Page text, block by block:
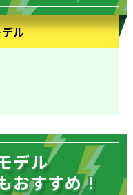
ル
デル
おすすめ！